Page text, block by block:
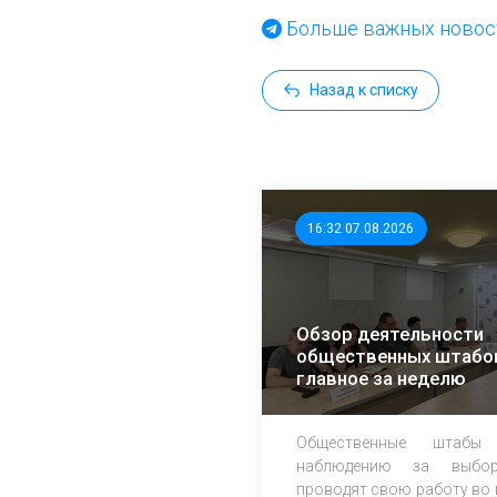
Больше важных
Назад к списку
16:32 07.08.2026
Обзор деятельности
общественных
главное за неделю
Общественные
наблюдению за
проводят свою работу во